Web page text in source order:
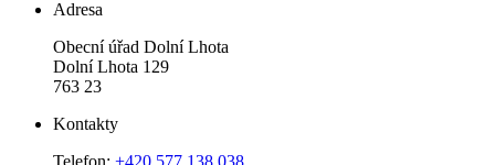
Adresa
Obecní úřad Dolní Lhota
Dolní Lhota 129
763 23
Kontakty